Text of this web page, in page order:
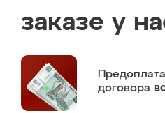
заказе у
Предоплата
договора